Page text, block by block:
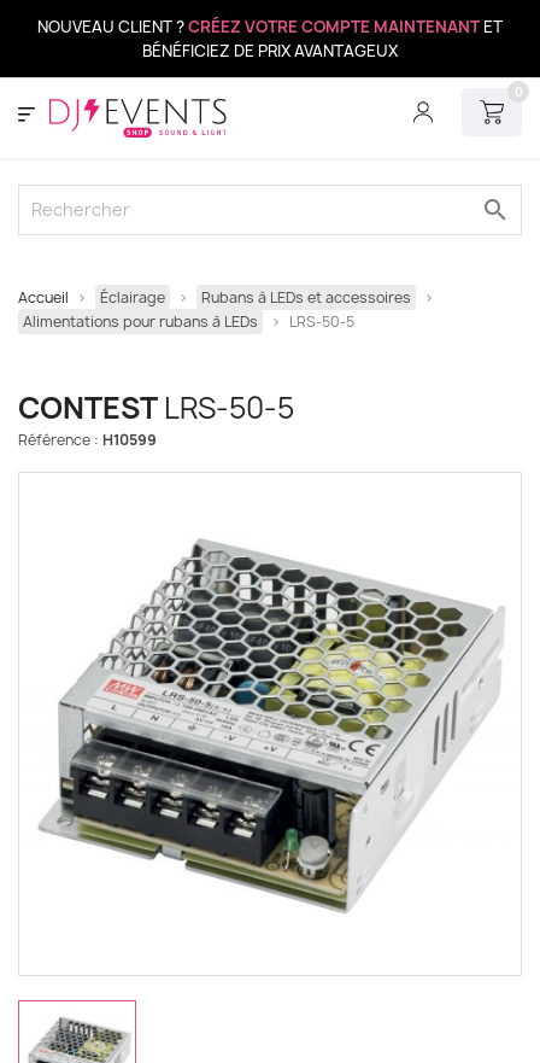
NOUVEAU CLIENT ?CRÉEZ VOTRE COMPTE MAINTENANT ET
BÉNÉFICIEZ DE PRIX AVANTAGEUX
0
search
Accueil Éclairage
Rubans à LEDs et accessoires
Alimentations pour rubans à LEDs
LRS-50-5
CONTEST LRS-50-5
Référence : H10599